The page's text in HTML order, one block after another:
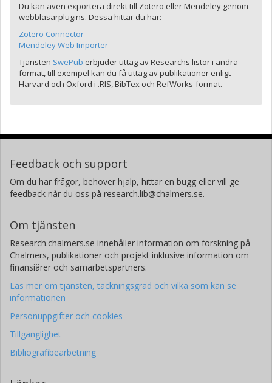
Du kan även exportera direkt till Zotero eller Mendeley genom
webbläsarplugins. Dessa hittar du här:
Zotero Connector
Mendeley Web Importer
Tjänsten SwePub erbjuder uttag av Researchs listor i andra
format, till exempel kan du få uttag av publikationer enligt
Harvard och Oxford i .RIS, BibTex och RefWorks-format.
Feedback och support
Om du har frågor, behöver hjälp, hittar en bugg eller vill ge
feedback når du oss på research.lib@chalmers.se.
Om tjänsten
Research.chalmers.se innehåller information om forskning på
Chalmers, publikationer och projekt inklusive information om
finansiärer och samarbetspartners.
Läs mer om tjänsten, täckningsgrad och vilka som kan se
informationen
Personuppgifter och cookies
Tillgänglighet
Bibliografibearbetning